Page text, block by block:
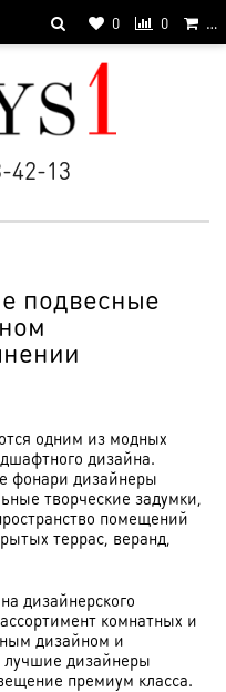
0 0 …
42-13
подвесные
одним из модных
дизайна.
фонари дизайнеры
творческие задумки,
помещений
террас, веранд,
дизайнерского
комнатных и
дизайном и
лучшие дизайнеры
премиум класса.